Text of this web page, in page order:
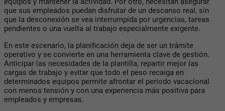
que sus empleados puedan disfrutar de un descanso real, sin
que la desconexión se vea interrumpida por urgencias, tareas
pendientes o una vuelta al trabajo especialmente exigente.
En este escenario, la planificación deja de ser un trámite
operativo y se convierte en una herramienta clave de gestión.
Anticipar las necesidades de la plantilla, repartir mejor las
cargas de trabajo y evitar que todo el peso recaiga en
determinados equipos permite afrontar el periodo vacacional
con menos tensión y con una experiencia más positiva para
empleados y empresas.